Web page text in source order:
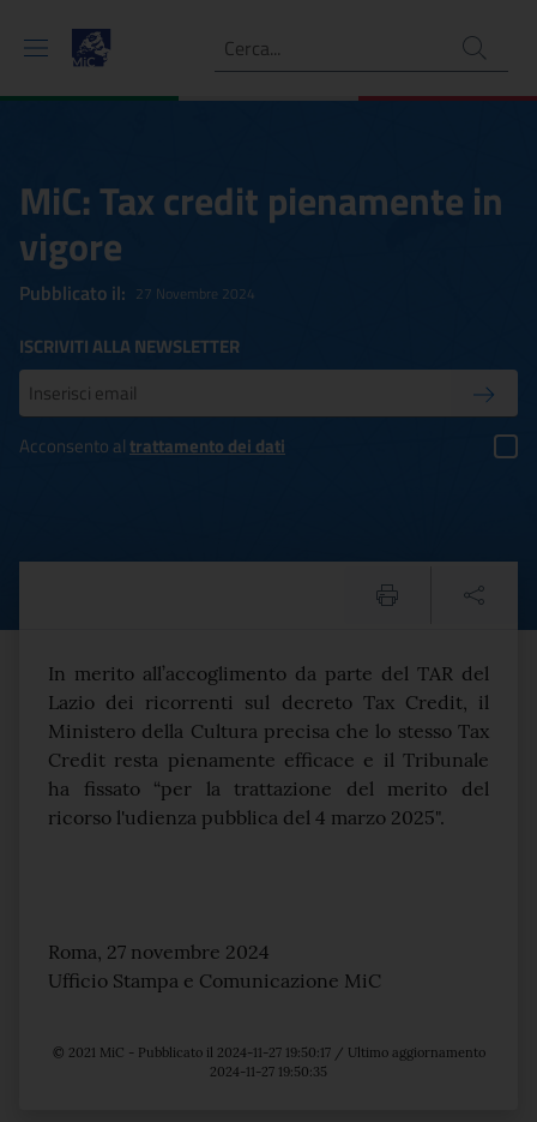
Ricerca
MiC: Tax credit pienamente in
vigore
Pubblicato il: 27 Novembre 2024
ISCRIVITI ALLA NEWSLETTER
Inserisci la tua mail
Acconsento altrattamento dei dati
MiC: Tax credit
Testo del comunicato
In merito all’accoglimento da parte del TAR del
Lazio dei ricorrenti sul decreto Tax Credit, il
Ministero della Cultura precisa che lo stesso Tax
Credit resta pienamente efficace e il Tribunale
ha fissato “per la trattazione del merito del
ricorso l'udienza pubblica del 4 marzo 2025".
Roma, 27 novembre 2024
Ufficio Stampa e Comunicazione MiC
© 2021 MiC - Pubblicato il 2024-11-27 19:50:17 / Ultimo aggiornamento
2024-11-27 19:50:35